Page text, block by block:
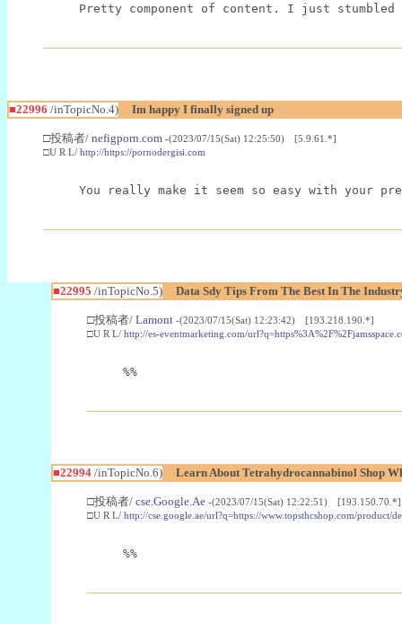
Pretty component of content. I just
■22996 /inTopicNo.4) Im happy I finally signed up
□投稿者/ nefigporn.com -(2023/07/15(Sat) 12:25:50) [5.9.61.*]
□U R L/ http://https://pornodergisi.com
You really make it seem so easy with your
■22995 /inTopicNo.5) Data Sdy Tips From The Best In The
□投稿者/ Lamont -(2023/07/15(Sat) 12:23:42) [193.218.190.*]
□U R L/ http://es-eventmarketing.com/
%%
■22994/inTopicNo.6) Learn About Tetrahydrocannabinol Shop
□投稿者/ cse.Google.Ae -(2023/07/15(Sat) 12:22:51) [193.150.70.*]
□U R L/ http://cse.google.ae/url?q=https://www.topsthcshop.com/
%%